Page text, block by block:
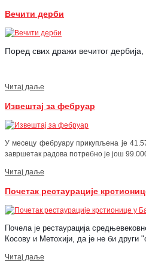
Вечити дерби
Поред свих дражи вечитог
Читај даље
Извештај за фебруар
У месецу фебруару прикупљена је
завршетак радова потребно је још
Читај даље
Почетак рестаурације
Почела је рестаурација
Косову и Метохији, да је не би
Читај даље